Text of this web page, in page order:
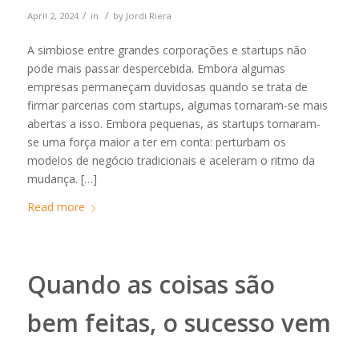
April 2, 2024 / in / by Jordi Riera
A simbiose entre grandes corporações e startups não
pode mais passar despercebida. Embora algumas
empresas permaneçam duvidosas quando se trata de
firmar parcerias com startups, algumas tornaram-se mais
abertas a isso. Embora pequenas, as startups tornaram-
se uma força maior a ter em conta: perturbam os
modelos de negócio tradicionais e aceleram o ritmo da
mudança. […]
Read more
Quando as coisas são
bem feitas, o sucesso vem